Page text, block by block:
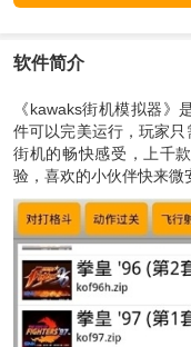
软件简介
《kawaks街机模拟器
件可以完美运行，玩家
街机的畅快感受，上千
验，喜欢的小伙伴快来微